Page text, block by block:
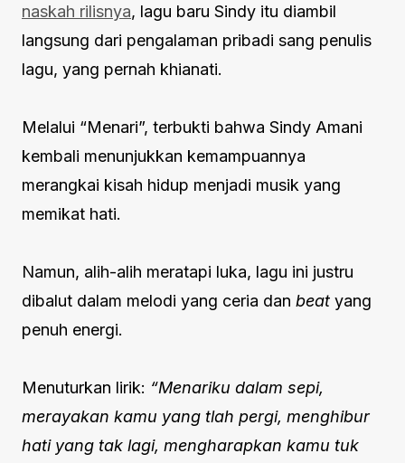
naskah rilisnya, lagu baru Sindy itu diambil
langsung dari pengalaman pribadi sang penulis
lagu, yang pernah khianati.
Melalui “Menari”, terbukti bahwa Sindy Amani
kembali menunjukkan kemampuannya
merangkai kisah hidup menjadi musik yang
memikat hati.
Namun, alih-alih meratapi luka, lagu ini justru
dibalut dalam melodi yang ceria dan beat yang
penuh energi.
Menuturkan lirik: “Menariku dalam sepi,
merayakan kamu yang tlah pergi, menghibur
hati yang tak lagi, mengharapkan kamu tuk